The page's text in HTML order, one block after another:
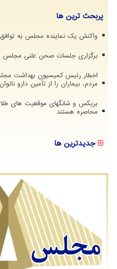
پربحث ترین ها
واکنش یک نماینده مجلس به
برگزاری جلسات صحن علنی مجلس
اخطار رئیس کمیسیون بهداشت
مردم، بیماران را از تأمین دارو
بریکس و شانگهای موقعیت های
محاصره هستند
جدیدترین ها